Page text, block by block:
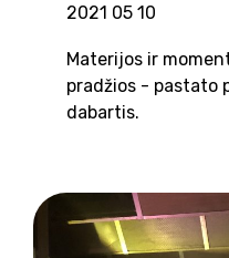
2021 05 10
Materijos ir
pradžios - pastato
dabartis.